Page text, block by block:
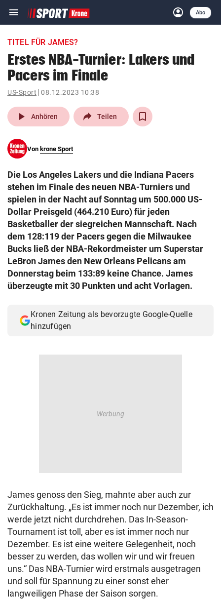
menu Navigation
ein-/ausklappen
account_circle
Anmelden
Abo
close Schließen
account_circle Anmelden
pin_drop
Wien arrow_right
search
eingeben
© Krone Multimedia GmbH & Co KG 2026
Muthgasse 2, 1190 Wien
TITEL FÜR JAMES?
Erstes NBA-Turnier: Lakers und
Pacers im Finale
US-Sport 08.12.2023 10:38
play_arrow Anhören Teilen
Von krone Sport
Die Los Angeles Lakers und die Indiana Pacers
stehen im Finale des neuen NBA-Turniers und
spielen in der Nacht auf Sonntag um 500.000 US-
Dollar Preisgeld (464.210 Euro) für jeden
Basketballer der siegreichen Mannschaft. Nach
dem 128:119 der Pacers gegen die Milwaukee
Bucks ließ der NBA-Rekordmeister um Superstar
LeBron James den New Orleans Pelicans am
Donnerstag beim 133:89 keine Chance. James
überzeugte mit 30 Punkten und acht Vorlagen.
Kronen Zeitung als bevorzugte Google-Quelle
hinzufügen
James genoss den Sieg, mahnte aber auch zur
Zurückhaltung. „Es ist immer noch nur Dezember, ich
werde jetzt nicht durchdrehen. Das In-Season-
Tournament ist toll, aber es ist immer noch nur
Dezember. Es ist eine weitere Gelegenheit, noch
besser zu werden, das wollen wir und wir freuen
uns.“ Das NBA-Turnier wird erstmals ausgetragen
und soll für Spannung zu einer sonst eher
langweiligen Phase der Saison sorgen.